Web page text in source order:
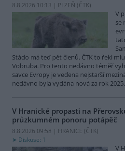
8.8.2026 10:13 | PLZEŇ (ČTK)
V
se
Stádo má teď pět členů. ČTK to řekl
Vobruba. Pro tento nedávno téměř
savce Evropy je vedena nejstarší
nedávno byla vydána nová za rok 2025.
V Hranické propasti na
průzkumném ponoru potápěč
8.8.2026 09:58 | HRANICE (ČTK)
Diskuse: 1
V